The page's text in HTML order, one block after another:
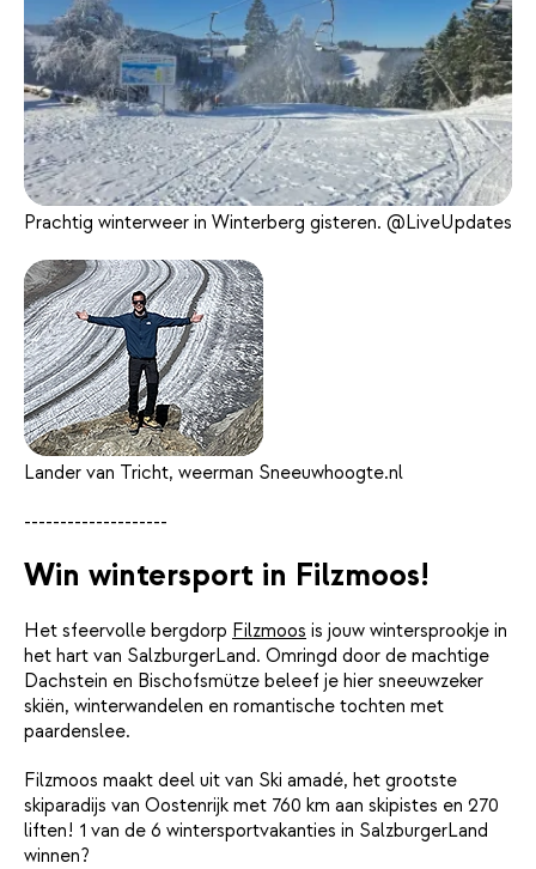
Prachtig winterweer in Winterberg gisteren. @LiveUpdates
Lander van Tricht, weerman Sneeuwhoogte.nl
--------------------
Win wintersport in Filzmoos!
Het sfeervolle bergdorp Filzmoos is jouw wintersprookje in
het hart van SalzburgerLand. Omringd door de machtige
Dachstein en Bischofsmütze beleef je hier sneeuwzeker
skiën, winterwandelen en romantische tochten met
paardenslee.
Filzmoos maakt deel uit van Ski amadé, het grootste
skiparadijs van Oostenrijk met 760 km aan skipistes en 270
liften! 1 van de 6 wintersportvakanties in SalzburgerLand
winnen?